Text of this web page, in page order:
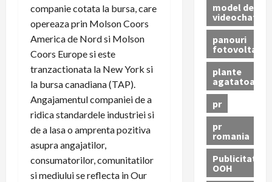
companie cotata la bursa, care
opereaza prin Molson Coors
America de Nord si Molson
Coors Europe si este
tranzactionata la New York si
la bursa canadiana (TAP).
Angajamentul companiei de a
ridica standardele industriei si
de a lasa o amprenta pozitiva
asupra angajatilor,
consumatorilor, comunitatilor
si mediului se reflecta in Our
model de
videochat
panouri
fotovoltaice
plante
agatatoare
pr
pr
romania
Publicitate
OOH